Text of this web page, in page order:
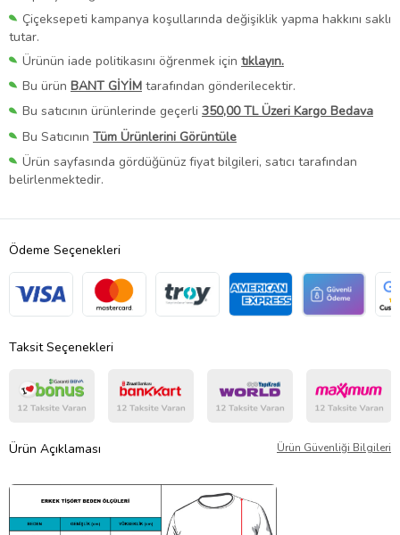
Çiçeksepeti kampanya koşullarında değişiklik yapma hakkını saklı
tutar.
Ürünün iade politikasını öğrenmek için tıklayın.
Bu ürün BANT GİYİM tarafından gönderilecektir.
Bu satıcının ürünlerinde geçerli 350,00 TL Üzeri Kargo Bedava
Bu Satıcının Tüm Ürünlerini Görüntüle
Ürün sayfasında gördüğünüz fiyat bilgileri, satıcı tarafından
belirlenmektedir.
Ödeme Seçenekleri
Taksit Seçenekleri
Ürün Açıklaması Ürün Güvenliği Bilgileri